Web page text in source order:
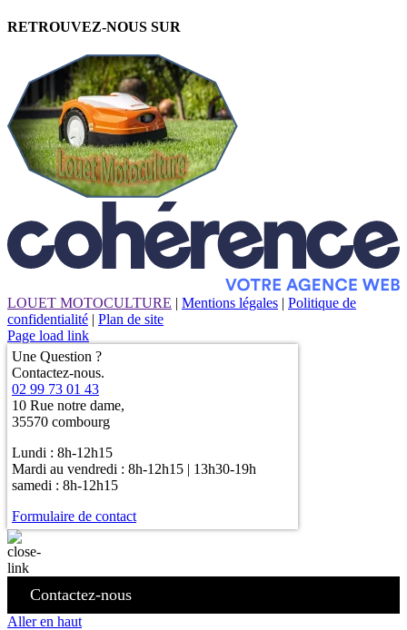
RETROUVEZ-NOUS SUR
LOUET MOTOCULTURE | Mentions légales | Politique de
confidentialité | Plan de site
Page load link
Une Question ?
Contactez-nous.
02 99 73 01 43
10 Rue notre dame,
35570 combourg
Lundi : 8h-12h15
Mardi au vendredi : 8h-12h15 | 13h30-19h
samedi : 8h-12h15
Formulaire de contact
Contactez-nous
Aller en haut